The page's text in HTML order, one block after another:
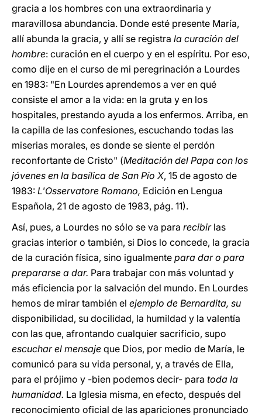
gracia a los hombres con una extraordinaria y
maravillosa abundancia. Donde esté presente María,
allí abunda la gracia, y allí se registra la curación del
hombre: curación en el cuerpo y en el espíritu. Por eso,
como dije en el curso de mi peregrinación a Lourdes
en 1983: "En Lourdes aprendemos a ver en qué
consiste el amor a la vida: en la gruta y en los
hospitales, prestando ayuda a los enfermos. Arriba, en
la capilla de las confesiones, escuchando todas las
miserias morales, es donde se siente el perdón
reconfortante de Cristo" (Meditación del Papa con los
jóvenes en la basílica de San Pío X, 15 de agosto de
1983: L'Osservatore Romano, Edición en Lengua
Española, 21 de agosto de 1983, pág. 11).
Así, pues, a Lourdes no sólo se va para recibir las
gracias interior o también, si Dios lo concede, la gracia
de la curación física, sino igualmente para dar o para
prepararse a dar. Para trabajar con más voluntad y
más eficiencia por la salvación del mundo. En Lourdes
hemos de mirar también el ejemplo de Bernardita, su
disponibilidad, su docilidad, la humildad y la valentía
con las que, afrontando cualquier sacrificio, supo
escuchar el mensaje que Dios, por medio de María, le
comunicó para su vida personal, y, a través de Ella,
para el prójimo y -bien podemos decir- para toda la
humanidad. La Iglesia misma, en efecto, después del
reconocimiento oficial de las apariciones pronunciado